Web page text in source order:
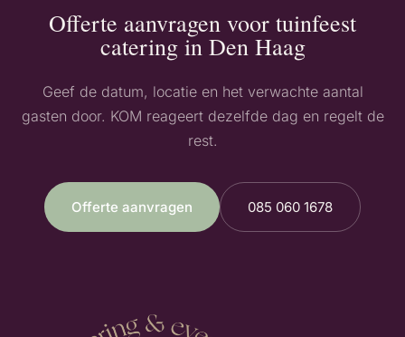
Offerte aanvragen voor tuinfeest
catering in Den Haag
Geef de datum, locatie en het verwachte aantal
gasten door. KOM reageert dezelfde dag en regelt de
rest.
Offerte aanvragen 085 060 1678